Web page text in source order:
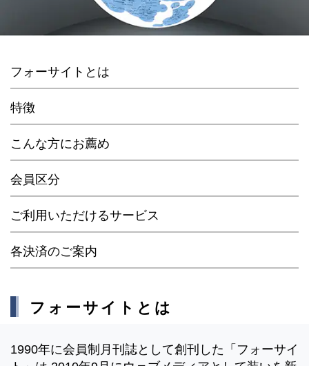
フォーサイトとは
特徴
こんな方にお薦め
会員区分
ご利用いただけるサービス
各決済のご案内
フォーサイトとは
1990年に会員制月刊誌として創刊した「フォーサイ